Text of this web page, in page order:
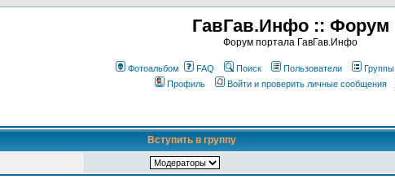
ГавГав.Инфо :: Форум
Форум портала ГавГав.Инфо
Фотоальбом FAQ Поиск Пользователи Группы
Профиль
Войти и проверить личные сообщения
Вступить в группу